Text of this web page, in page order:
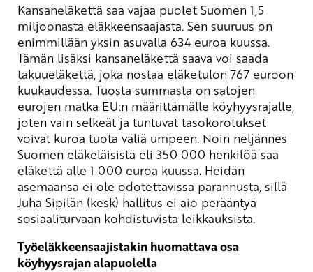
Kansaneläkettä saa vajaa puolet Suomen 1,5
miljoonasta eläkkeensaajasta. Sen suuruus on
enimmillään yksin asuvalla 634 euroa kuussa.
Tämän lisäksi kansaneläkettä saava voi saada
takuueläkettä, joka nostaa eläketulon 767 euroon
kuukaudessa. Tuosta summasta on satojen
eurojen matka EU:n määrittämälle köyhyysrajalle,
joten vain selkeät ja tuntuvat tasokorotukset
voivat kuroa tuota väliä umpeen. Noin neljännes
Suomen eläkeläisistä eli 350 000 henkilöä saa
eläkettä alle 1 000 euroa kuussa. Heidän
asemaansa ei ole odotettavissa parannusta, sillä
Juha Sipilän (kesk) hallitus ei aio perääntyä
sosiaaliturvaan kohdistuvista leikkauksista.
Työeläkkeensaajistakin huomattava osa
köyhyysrajan alapuolella